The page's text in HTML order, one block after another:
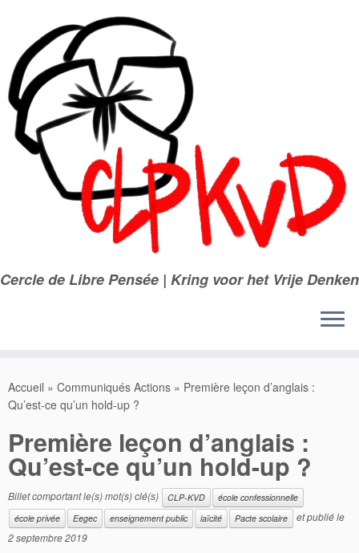
contenu
Cercle de Libre Pensée | Kring voor het Vrije Denken
Accueil » Communiqués Actions » Première leçon d’anglais :
Qu’est-ce qu’un hold-up ?
Première leçon d’anglais :
Qu’est-ce qu’un hold-up ?
Billet comportant le(s) mot(s) clé(s) CLP-KVD
école confessionnelle
école privée
Eegec enseignement public laïcité Pacte scolaire
et publié le
2 septembre 2019